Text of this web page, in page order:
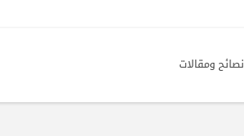
نصائح ومقالات